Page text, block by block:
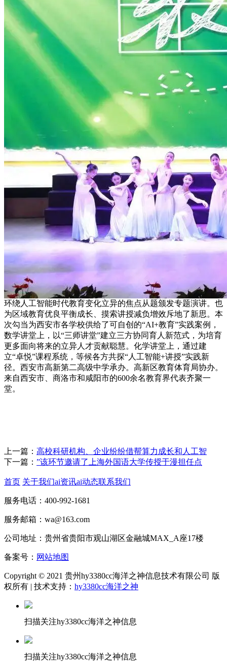
环绕人工智能时代教育变化立异的焦点从题颁发专题演讲。也
为区域教育优良平衡成长、摸索讲授减负增效斥地了新思。本
次勾当为西安市各学校供给了可自创的“AI+教育”实践案例，
数学讲堂上，以“三师讲堂”建立三方协同育人新范式，为培育
更多面向将来的立异人才贡献聪慧。化学讲堂上，通过建
立“卓悦”课程系统，等候各方共探“人工智能+讲授”实践新
径。西安市高新第二高级中学承办。高新区教育体育局协办。
来自西安市、商洛市和咸阳市的600余名教育界代表齐聚一
堂。
上一篇： 高校科研机构、企业纷纷借帮算力成长和人工智
下一篇： ”该环节邀请了上海外国语大学传授于漫担任点
首页 关于我们ai资讯ai动态联系我们
服务电话：400-992-1681
服务邮箱：wa@163.com
公司地址：贵州省贵阳市观山湖区金融城MAX_A座17楼
备案号： 网站地图
Copyright © 2021 贵州hy3380cc海洋之神信息技术有限公司 版
权所有 | 技术支持： hy3380cc海洋之神
扫描关注hy3380cc海洋之神信息
扫描关注hy3380cc海洋之神信息